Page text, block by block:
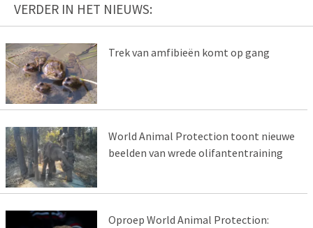
VERDER IN HET NIEUWS:
Trek van amfibieën komt op gang
World Animal Protection toont nieuwe
beelden van wrede olifantentraining
Oproep World Animal Protection: